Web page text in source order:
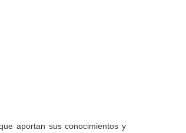
aportan sus conocimientos y